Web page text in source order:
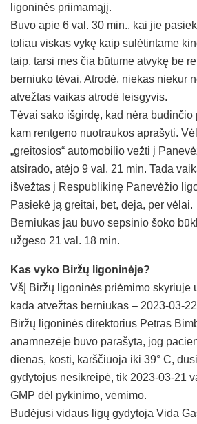
ligoninės priimamąjį.
Buvo apie 6 val. 30 min., kai jie
toliau viskas vykę kaip sulėtintame
taip, tarsi mes čia būtume atvykę be
berniuko tėvai. Atrodė, niekas niekur
atvežtas vaikas atrodė leisgyvis.
Tėvai sako išgirdę, kad nėra budinčio
kam rentgeno nuotraukos aprašyti.
„greitosios“ automobilio vežti į
atsirado, atėjo 9 val. 21 min. Tada
išvežtas į Respublikinę Panevėžio
Pasiekė ją greitai, bet, deja, per vėlai.
Berniukas jau buvo sepsinio šoko
užgeso 21 val. 18 min.
Kas vyko Biržų ligoninėje?
VšĮ Biržų ligoninės priėmimo skyriuje
kada atvežtas berniukas – 2023-03-
Biržų ligoninės direktorius Petras
anamnezėje buvo parašyta, jog
dienas, kosti, karščiuoja iki 39° C,
gydytojus nesikreipė, tik 2023-03-21
GMP dėl pykinimo, vėmimo.
Budėjusi vidaus ligų gydytoja Vida